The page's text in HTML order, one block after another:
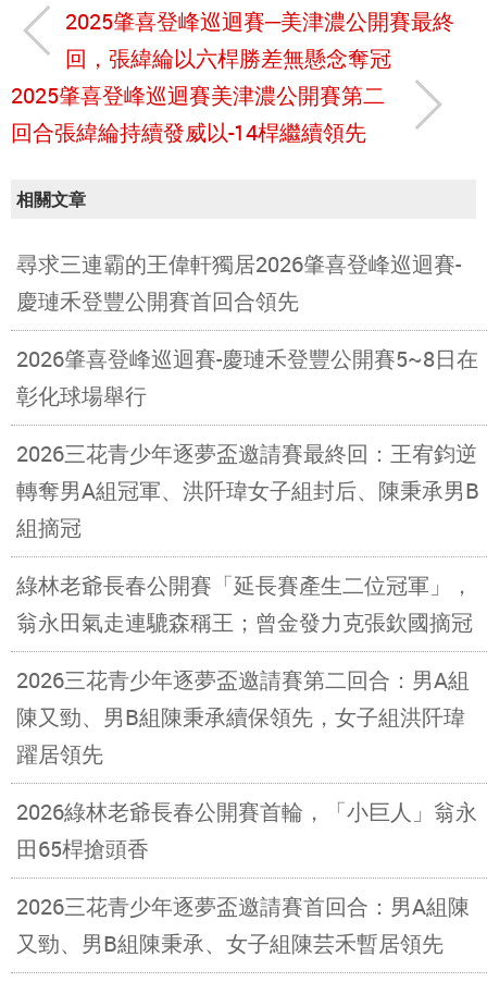
2025肇喜登峰巡迴賽─美津濃公開賽最終
回，張緯綸以六桿勝差無懸念奪冠
2025肇喜登峰巡迴賽美津濃公開賽第二
回合張緯綸持續發威以-14桿繼續領先
相關文章
尋求三連霸的王偉軒獨居2026肇喜登峰巡迴賽-
慶璉禾登豐公開賽首回合領先
2026肇喜登峰巡迴賽-慶璉禾登豐公開賽5~8日在
彰化球場舉行
2026三花青少年逐夢盃邀請賽最終回：王宥鈞逆
轉奪男A組冠軍、洪阡瑋女子組封后、陳秉承男B
組摘冠
綠林老爺長春公開賽「延長賽產生二位冠軍」，
翁永田氣走連騼森稱王；曾金發力克張欽國摘冠
2026三花青少年逐夢盃邀請賽第二回合：男A組
陳又勁、男B組陳秉承續保領先，女子組洪阡瑋
躍居領先
2026綠林老爺長春公開賽首輪，「小巨人」翁永
田65桿搶頭香
2026三花青少年逐夢盃邀請賽首回合：男A組陳
又勁、男B組陳秉承、女子組陳芸禾暫居領先